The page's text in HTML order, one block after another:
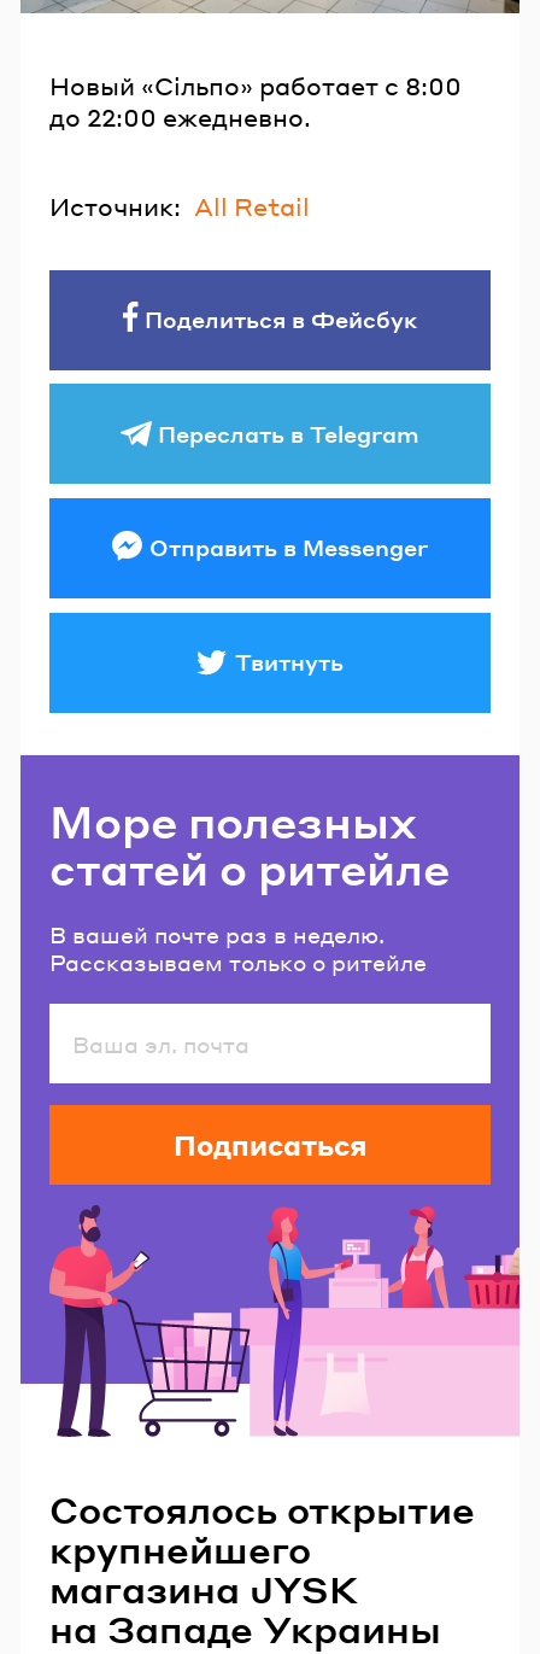
Новый «Сільпо» работает с 8:00
до 22:00 ежедневно.
Источник: All Retail
Поделиться в Фейсбук
Переслать в Telegram
Отправить в Messenger
Твитнуть
Море полезных
статей о ритейле
В вашей почте раз в неделю.
Рассказываем только о ритейле
Подписаться
Состоялось открытие
крупнейшего
магазина JYSK
на Западе Украины